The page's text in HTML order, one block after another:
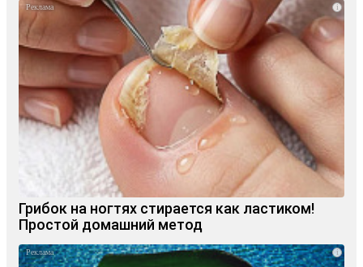
i
Грибок на ногтях стирается как ластиком!
Простой домашний метод
i